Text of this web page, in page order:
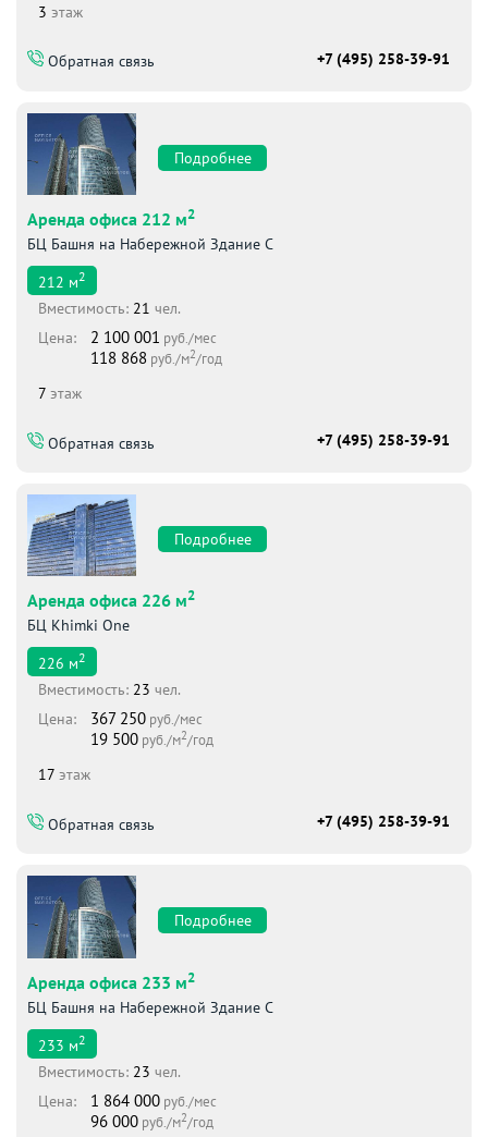
3 этаж
Обратная связь +7 (495) 258-39-91
Подробнее
Аренда офиса 212 м2
БЦ Башня на Набережной Здание С
212 м2
Вместимоcть: 21 чел.
Цена:
2 100 001 руб./мес
118 868 руб./м2/год
7 этаж
Обратная связь +7 (495) 258-39-91
Подробнее
Аренда офиса 226 м2
БЦ Khimki One
226 м2
Вместимоcть: 23 чел.
Цена:
367 250 руб./мес
19 500 руб./м2/год
17 этаж
Обратная связь +7 (495) 258-39-91
Подробнее
Аренда офиса 233 м2
БЦ Башня на Набережной Здание С
233 м2
Вместимоcть: 23 чел.
Цена:
1 864 000 руб./мес
96 000 руб./м2/год